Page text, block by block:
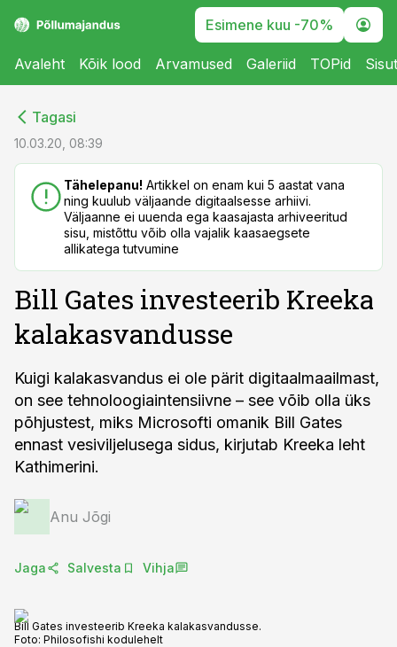
Esimene kuu -70%
Avaleht Kõik lood Arvamused Galeriid TOPid
Tagasi
10.03.20, 08:39
Tähelepanu! Artikkel on enam kui 5 aastat vana
ning kuulub väljaande digitaalsesse arhiivi.
Väljaanne ei uuenda ega kaasajasta arhiveeritud
sisu, mistõttu võib olla vajalik kaasaegsete
allikatega tutvumine
Bill Gates investeerib Kreeka
kalakasvandusse
Kuigi kalakasvandus ei ole pärit digitaalmaailmast,
on see tehnoloogiaintensiivne – see võib olla üks
põhjustest, miks Microsofti omanik Bill Gates
ennast vesiviljelusega sidus, kirjutab Kreeka leht
Kathimerini.
Anu Jõgi
Jaga Salvesta Vihja
Bill Gates investeerib Kreeka kalakasvandusse.
Foto: Philosofishi kodulehelt